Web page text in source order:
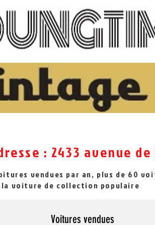
: 2433 avenue de
vendues par an, plus de 60
voiture de collection populaire
Voitures vendues